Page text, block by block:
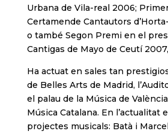
Urbana de Vila-real 2006;
Certamende Cantautors
o també Segon Premi en el
Cantigas de Mayo de Ceutí
Ha actuat en sales tan
de Belles Arts de Madrid,
el palau de la Música de
Música Catalana. En l’actualitat
projectes musicals: Batà i